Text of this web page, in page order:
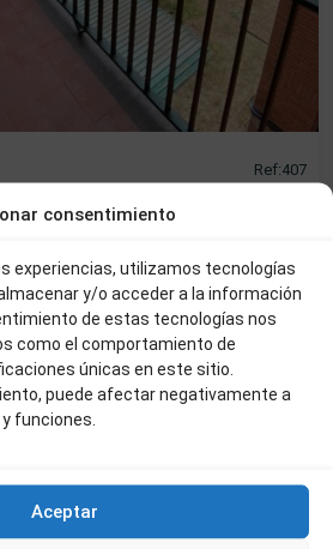
consentimiento
experiencias, utilizamos tecnologías
y/o acceder a la información
de estas tecnologías nos
como el comportamiento de
únicas en este sitio.
puede afectar negativamente a
funciones.
Aceptar
CONGOSTO
Ref:407
Venta